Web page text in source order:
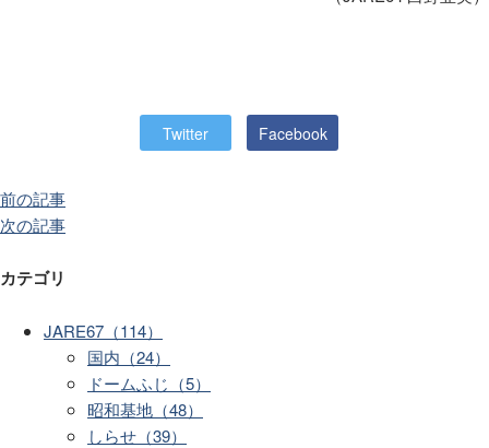
Twitter Facebook
前の記事
次の記事
カテゴリ
JARE67（114）
国内（24）
ドームふじ（5）
昭和基地（48）
しらせ（39）